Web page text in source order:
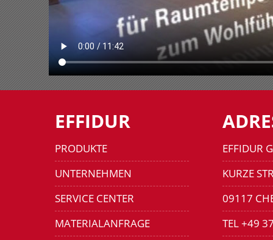
EFFIDUR
PRODUKTE
UNTERNEHMEN
SERVICE CENTER
MATERIALANFRAGE
EFFIDUR
KURZE
09117
TEL +49